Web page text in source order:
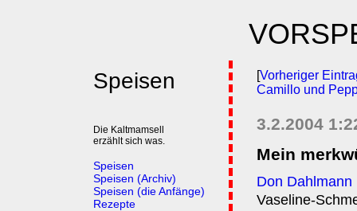
Speisen
Die Kaltmamsell
erzählt sich was.
Speisen
Speisen (Archiv)
Speisen (die Anfänge)
Rezepte
[Vorheriger
Camillo und
3.2.2004
Mein
Don Dahlmann
Vaseline-